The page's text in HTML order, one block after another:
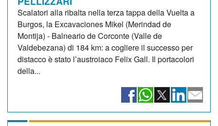
Scalatori alla ribalta nella terza tappa della Vuelta a
Burgos, la Excavaciones Mikel (Merindad de
Montija) - Balneario de Corconte (Valle de
Valdebezana) di 184 km: a cogliere il successo per
distacco è stato l’austroiaco Felix Gall. Il portacolori
della...